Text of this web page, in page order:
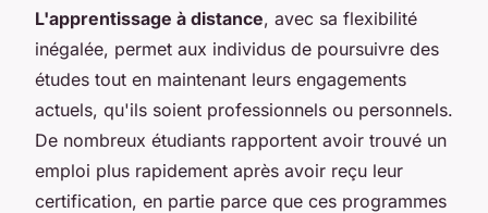
L'apprentissage à distance, avec sa flexibilité
inégalée, permet aux individus de poursuivre des
études tout en maintenant leurs engagements
actuels, qu'ils soient professionnels ou personnels.
De nombreux étudiants rapportent avoir trouvé un
emploi plus rapidement après avoir reçu leur
certification, en partie parce que ces programmes